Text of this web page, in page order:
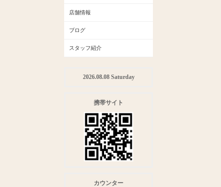
店舗情報
ブログ
スタッフ紹介
2026.08.08 Saturday
携帯サイト
カウンター